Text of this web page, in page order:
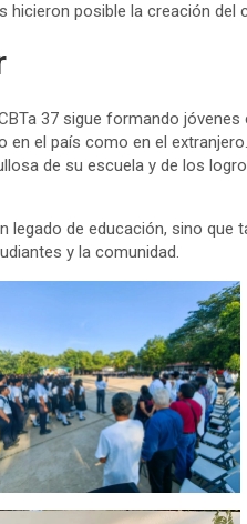
posible la creación del
37 sigue formando
en el país como en el
de su escuela y de los
legado de educación, sino
y la comunidad.